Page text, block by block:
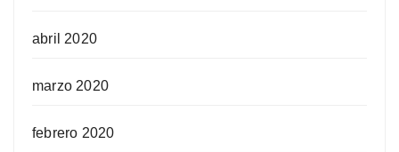
abril 2020
marzo 2020
febrero 2020